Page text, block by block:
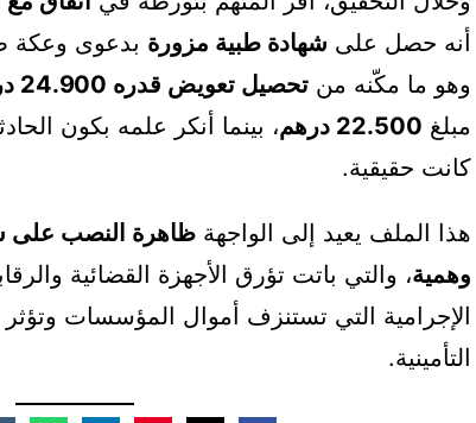
أنه حصل على شهادة طبية مزورة بدعوى
وهو ما مكّنه من تحصيل تعويض قدره 24.900 درهم
مبلغ 22.500 درهم
، بينما أنكر علمه بكون
كانت حقيقية.
هذا الملف يعيد إلى الواجهة ظاهرة النصب على
وهمية، والتي باتت تؤرق الأجهزة القضائية
الإجرامية التي تستنزف أموال المؤسسات
التأمينية.